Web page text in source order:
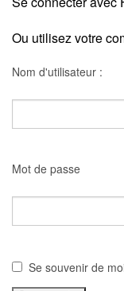
Ou utilisez votre
Nom d'utilisateur :
Mot de passe
Se souvenir de